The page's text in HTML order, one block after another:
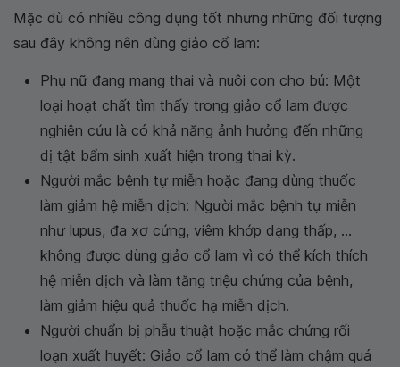
Mặc dù có nhiều công dụng tốt nhưng những đối tượng
sau đây không nên dùng giảo cổ lam:
Phụ nữ đang mang thai và nuôi con cho bú: Một
loại hoạt chất tìm thấy trong giảo cổ lam được
nghiên cứu là có khả năng ảnh hưởng đến những
dị tật bẩm sinh xuất hiện trong thai kỳ.
Người mắc bệnh tự miễn hoặc đang dùng thuốc
làm giảm hệ miễn dịch: Người mắc bệnh tự miễn
như lupus, đa xơ cứng, viêm khớp dạng thấp, ...
không được dùng giảo cổ lam vì có thể kích thích
hệ miễn dịch và làm tăng triệu chứng của bệnh,
làm giảm hiệu quả thuốc hạ miễn dịch.
Người chuẩn bị phẫu thuật hoặc mắc chứng rối
loạn xuất huyết: Giảo cổ lam có thể làm chậm quá